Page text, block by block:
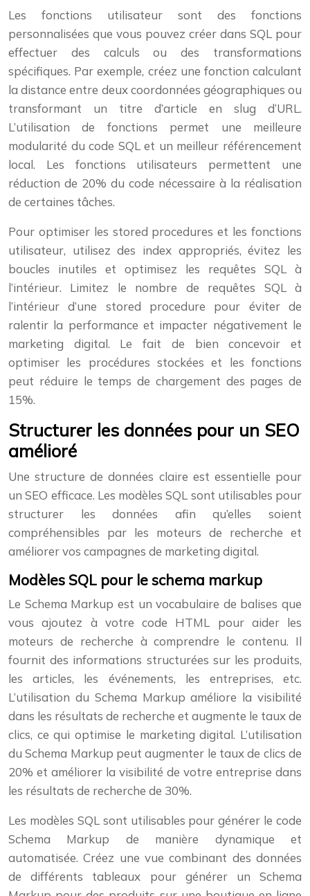
Les fonctions utilisateur sont des fonctions
personnalisées que vous pouvez créer dans SQL pour
effectuer des calculs ou des transformations
spécifiques. Par exemple, créez une fonction calculant
la distance entre deux coordonnées géographiques ou
transformant un titre d’article en slug d’URL.
L’utilisation de fonctions permet une meilleure
modularité du code SQL et un meilleur référencement
local. Les fonctions utilisateurs permettent une
réduction de 20% du code nécessaire à la réalisation
de certaines tâches.
Pour optimiser les stored procedures et les fonctions
utilisateur, utilisez des index appropriés, évitez les
boucles inutiles et optimisez les requêtes SQL à
l’intérieur. Limitez le nombre de requêtes SQL à
l’intérieur d’une stored procedure pour éviter de
ralentir la performance et impacter négativement le
marketing digital. Le fait de bien concevoir et
optimiser les procédures stockées et les fonctions
peut réduire le temps de chargement des pages de
15%.
Structurer les données pour un SEO
amélioré
Une structure de données claire est essentielle pour
un SEO efficace. Les modèles SQL sont utilisables pour
structurer les données afin qu’elles soient
compréhensibles par les moteurs de recherche et
améliorer vos campagnes de marketing digital.
Modèles SQL pour le schema markup
Le Schema Markup est un vocabulaire de balises que
vous ajoutez à votre code HTML pour aider les
moteurs de recherche à comprendre le contenu. Il
fournit des informations structurées sur les produits,
les articles, les événements, les entreprises, etc.
L’utilisation du Schema Markup améliore la visibilité
dans les résultats de recherche et augmente le taux de
clics, ce qui optimise le marketing digital. L’utilisation
du Schema Markup peut augmenter le taux de clics de
20% et améliorer la visibilité de votre entreprise dans
les résultats de recherche de 30%.
Les modèles SQL sont utilisables pour générer le code
Schema Markup de manière dynamique et
automatisée. Créez une vue combinant des données
de différents tableaux pour générer un Schema